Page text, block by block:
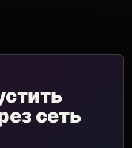
сеть